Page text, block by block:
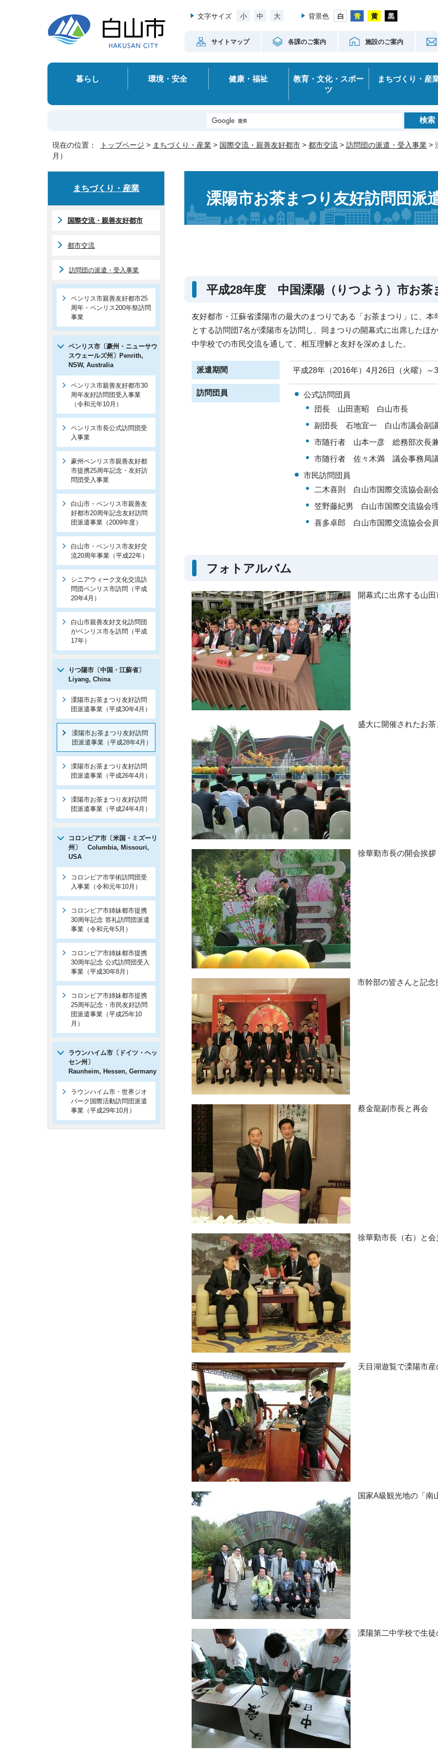
文字サイズ 小 中 大 背景色
サイトマップ 各課のご案内 施設のご案内
暮らし 環境・安全 健康・福祉
教育・文化・スポー
ツ
まちづくり・産
現在の位置： トップページ > まちづくり・産業 > 国際交流・親善友好都市 > 都市交流 > 訪問団の派遣・受入事業 >
月）
溧陽市お茶まつり友好訪問団派
平成28年度 中国溧陽（りつよう）市お茶
友好都市・江蘇省溧陽市の最大のまつりである「お茶まつり」に、
とする訪問団7名が溧陽市を訪問し、同まつりの開幕式に出席したほ
中学校での市民交流を通して、相互理解と友好を深めました。
派遣期間 平成28年（2016年）4月26日（火曜）
訪問団員
公式訪問団員
団長 山田憲昭 白山市長
副団長 石地宜一 白山市議会副
市随行者 山本一彦 総務部次長
市随行者 佐々木満 議会事務局
市民訪問団員
二木喜則 白山市国際交流協会副
笠野藤紀男 白山市国際交流協会
喜多卓郎 白山市国際交流協会会
フォトアルバム
開幕式に出席する山
盛大に開催されたお
徐華勤市長の開会挨拶
市幹部の皆さんと記念
蔡金龍副市長と再会
徐華勤市長（右）と
天目湖遊覧で溧陽市
国家A級観光地の「南
溧陽第二中学校で生
まちづくり・産業
国際交流・親善友好都市
都市交流
訪問団の派遣・受入事業
ペンリス市親善友好都市25
周年・ペンリス200年祭訪問
事業
ペンリス市〔豪州・ニューサウ
スウェールズ州〕 Penrith,
NSW, Australia
ペンリス市親善友好都市30
周年友好訪問団受入事業
（令和元年10月）
ペンリス市長公式訪問団受
入事業
豪州ペンリス市親善友好都
市提携25周年記念・友好訪
問団受入事業
白山市・ペンリス市親善友
好都市20周年記念友好訪問
団派遣事業（2009年度）
白山市・ペンリス市友好交
流20周年事業（平成22年）
シニアウィーク文化交流訪
問団ペンリス市訪問（平成
20年4月）
白山市親善友好文化訪問団
がペンリス市を訪問（平成
17年）
りつ陽市〔中国・江蘇省〕
Liyang, China
溧陽市お茶まつり友好訪問
団派遣事業（平成30年4月）
溧陽市お茶まつり友好訪問
団派遣事業（平成28年4月）
溧陽市お茶まつり友好訪問
団派遣事業（平成26年4月）
溧陽市お茶まつり友好訪問
団派遣事業（平成24年4月）
コロンビア市〔米国・ミズーリ
州〕 Columbia, Missouri,
USA
コロンビア市学術訪問団受
入事業（令和元年10月）
コロンビア市姉妹都市提携
30周年記念 答礼訪問団派遣
事業（令和元年5月）
コロンビア市姉妹都市提携
30周年記念 公式訪問団受入
事業（平成30年8月）
コロンビア市姉妹都市提携
25周年記念・市民友好訪問
団派遣事業（平成25年10
月）
ラウンハイム市〔ドイツ・ヘッ
セン州〕
Raunheim, Hessen, Germany
ラウンハイム市・世界ジオ
パーク国際活動訪問団派遣
事業（平成29年10月）